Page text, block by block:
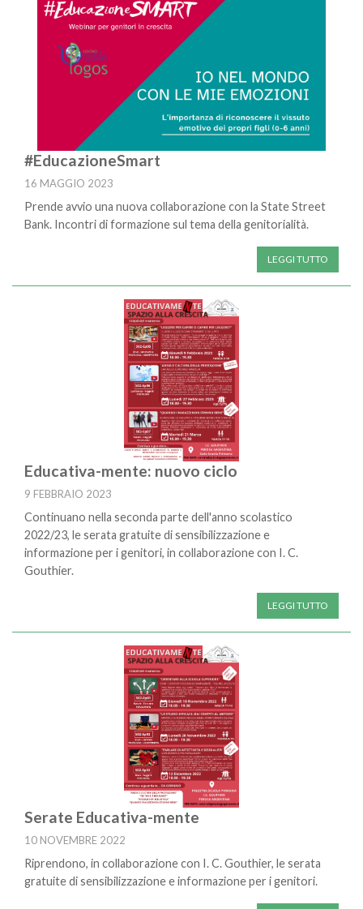
#EducazioneSmart
16 MAGGIO 2023
Prende avvio una nuova collaborazione con la State Street
Bank. Incontri di formazione sul tema della genitorialità.
LEGGI TUTTO
Educativa-mente: nuovo ciclo
9 FEBBRAIO 2023
Continuano nella seconda parte dell'anno scolastico
2022/23, le serata gratuite di sensibilizzazione e
informazione per i genitori, in collaborazione con I. C.
Gouthier.
LEGGI TUTTO
Serate Educativa-mente
10 NOVEMBRE 2022
Riprendono, in collaborazione con I. C. Gouthier, le serata
gratuite di sensibilizzazione e informazione per i genitori.